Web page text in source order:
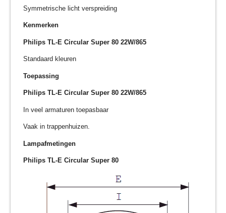
Symmetrische licht verspreiding
Kenmerken
Philips TL-E Circular Super 80 22W/865
Standaard kleuren
Toepassing
Philips TL-E Circular Super 80 22W/865
In veel armaturen toepasbaar
Vaak in trappenhuizen.
Lampafmetingen
Philips TL-E Circular Super 80